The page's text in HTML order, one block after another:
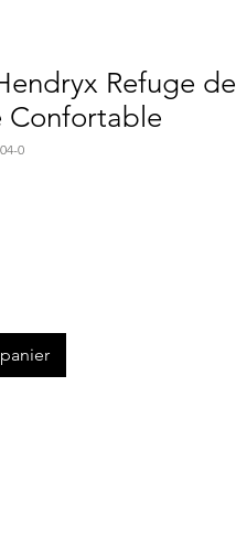
Refuge de
Confortable
0